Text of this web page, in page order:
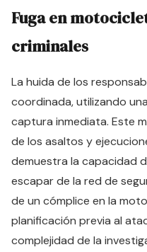
Fuga en
criminales
La huida de los
coordinada, utilizando
captura inmediata. Este
de los asaltos y
demuestra la capacidad
escapar de la red de
de un cómplice en la
planificación previa al
complejidad de la